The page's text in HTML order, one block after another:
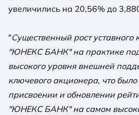
увеличились на 20,56% до
"Существенный рост уставного
"ЮНЕКС БАНК" на практике
высокого уровня внешней
ключевого акционера, что
присвоении и обновлении
"ЮНЕКС БАНК" на самом